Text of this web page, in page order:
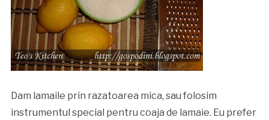
Dam lamaile prin razatoarea mica, sau folosim
instrumentul special pentru coaja de lamaie. Eu prefer